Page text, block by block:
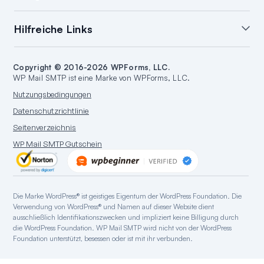
Backup-Verbindungen
E-Mail-Fehlerwarnungen
WordPress E-Mail-Berichte
Intelligente Weiterleitung
Brevo-Integration
SMTP.com-Integration
Amazon SES-Integration
Google/Gmail-Integration
Mailgun-Integration
Microsoft 365-Integration
Outlook.com-Integration
Postmark-Integration
Sendgrid-Integration
Zoho Mail-Integration
Mandrill-Integration
Erneute Senden-Integration
Hilfreiche Links
Dokumentation
WordPress Hosting
Eine Website erstellen
WordPress Anleitungen
Copyright © 2016-2026 WPForms, LLC.
WP Mail SMTP ist eine Marke von WPForms, LLC.
Nutzungsbedingungen
Datenschutzrichtlinie
Seitenverzeichnis
WP Mail SMTP Gutschein
Die Marke WordPress® ist geistiges Eigentum der WordPress Foundation. Die
Verwendung von WordPress® und Namen auf dieser Website dient
ausschließlich Identifikationszwecken und impliziert keine Billigung durch
die WordPress Foundation. WP Mail SMTP wird nicht von der WordPress
Foundation unterstützt, besessen oder ist mit ihr verbunden.